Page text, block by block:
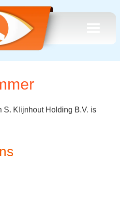
S. Klijnhout Holding B.V. is